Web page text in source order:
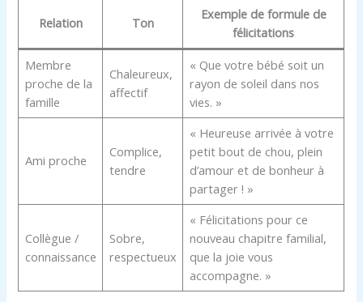
Relation Ton
Exemple de formule de
félicitations
Membre
proche de la
famille
Chaleureux,
affectif
« Que votre bébé soit un
rayon de soleil dans nos
vies. »
Ami proche
Complice,
tendre
« Heureuse arrivée à votre
petit bout de chou, plein
d’amour et de bonheur à
partager ! »
Collègue /
connaissance
Sobre,
respectueux
« Félicitations pour ce
nouveau chapitre familial,
que la joie vous
accompagne. »